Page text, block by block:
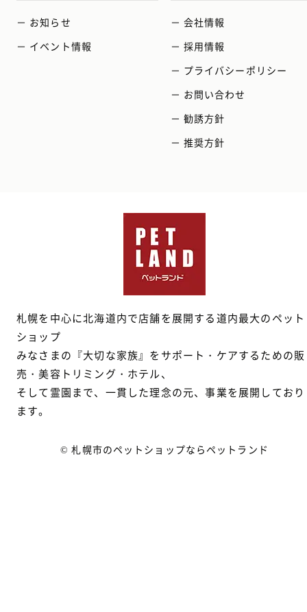
－ お知らせ
－ イベント情報
－ 会社情報
－ 採用情報
－ プライバシーポリシー
－ お問い合わせ
－ 勧誘方針
－ 推奨方針
札幌を中心に北海道内で店舗を展開する道内最大のペット
ショップ
みなさまの『大切な家族』をサポート・ケアするための販
売・美容トリミング・ホテル、
そして霊園まで、一貫した理念の元、事業を展開しており
ます。
© 札幌市のペットショップならペットランド